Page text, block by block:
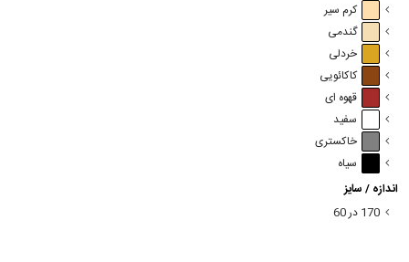
کرم سیر
گندمی
خردلی
کاکائویی
قهوه ای
سفید
خاکستری
سیاه
اندازه / سایز
170 در 60